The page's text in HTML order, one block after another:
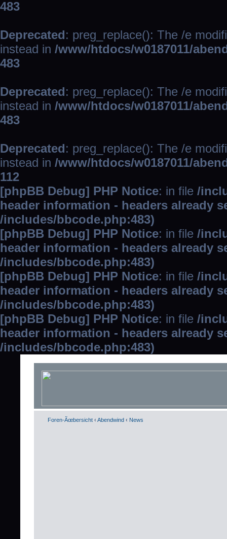
483
Deprecated: preg_replace(): The /e
instead in /www/htdocs/w0187011/
483
Deprecated: preg_replace(): The /e
instead in /www/htdocs/w0187011/
483
Deprecated: preg_replace(): The /e
instead in /www/htdocs/w0187011/
112
[phpBB Debug] PHP Notice: in file /
header information - headers already
/includes/bbcode.php:483)
[phpBB Debug] PHP Notice: in file /
header information - headers already
/includes/bbcode.php:483)
[phpBB Debug] PHP Notice: in file /
header information - headers already
/includes/bbcode.php:483)
[phpBB Debug] PHP Notice: in file /
header information - headers already
/includes/bbcode.php:483)
Foren-Ãœbersicht ‹ Abendwind ‹ News